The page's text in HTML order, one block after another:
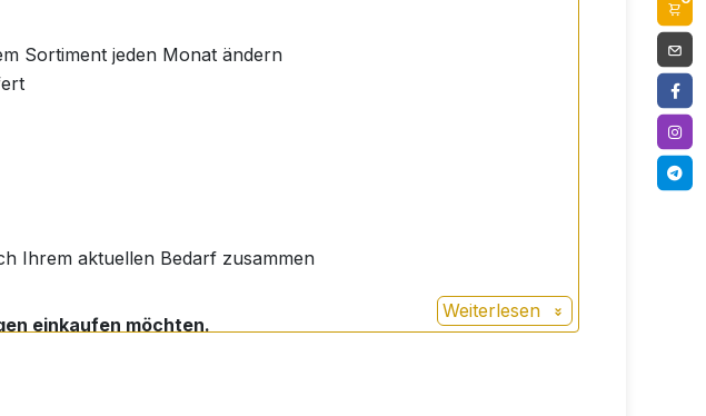
Sortiment jeden Monat ändern
Ihrem aktuellen Bedarf zusammen
einkaufen möchten.
Weiterlesen